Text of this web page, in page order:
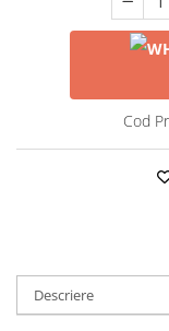
Cod
Descriere